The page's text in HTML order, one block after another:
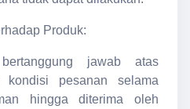
Produk:
jawab atas
kondisi pesanan selama
hingga diterima oleh